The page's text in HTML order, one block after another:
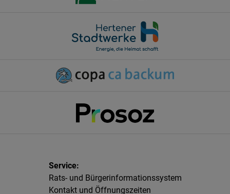
Rats- und Bürgerinformationssystem
Kontakt und Öffnungszeiten